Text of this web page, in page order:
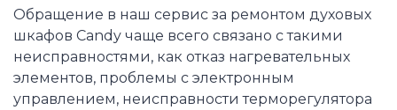
Обращение в наш сервис за ремонтом духовых
шкафов Candy чаще всего связано с такими
неисправностями, как отказ нагревательных
элементов, проблемы с электронным
управлением, неисправности терморегулятора